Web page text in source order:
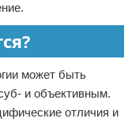
может быть
и объективным.
отличия и